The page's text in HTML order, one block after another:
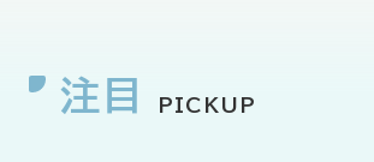
注目 PICKUP